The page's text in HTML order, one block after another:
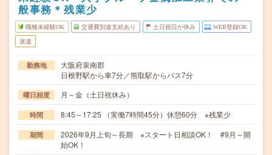
般事務＊残業少
職種未経験OK 交通費別途支給あり 土日祝日が休み WEB登録OK
派遣
勤務地
大阪府泉南郡
日根野駅から車7分／熊取駅からバス7分
曜日頻度 月～金（土日祝休み）
時間 8:45～17:25 （実働7時間45分）休憩60分 ※残業少
期間
2026年9月上旬～長期 ※スタート日相談OK！ #9月～開
始OK！